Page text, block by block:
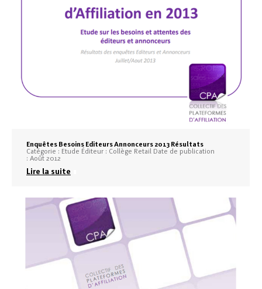
Enquêtes Besoins Editeurs Annonceurs 2013 Résultats
Catégorie : Etude Éditeur : Collège Retail Date de publication
: Août 2012
Lire la suite